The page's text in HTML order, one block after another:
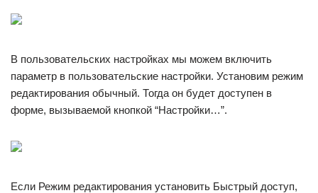
В пользовательских настройках мы можем включить
параметр в пользовательские настройки. Установим режим
редактирования обычный. Тогда он будет доступен в
форме, вызываемой кнопкой “Настройки…”.
Если Режим редактирования установить Быстрый доступ,